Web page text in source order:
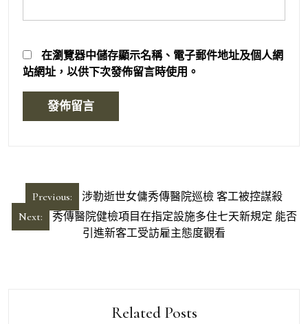
在瀏覽器中儲存顯示名稱、電子郵件地址及個人網
站網址，以供下次發佈留言時使用。
章
導
Previous:
涉勒逝世女傭秀傳醫院巡檢 客工被控謀殺
Next:
秀傳醫院健檢項目在指定設施多住七天新規定 能否
引進新客工受訪雇主態度觀看
Related Posts